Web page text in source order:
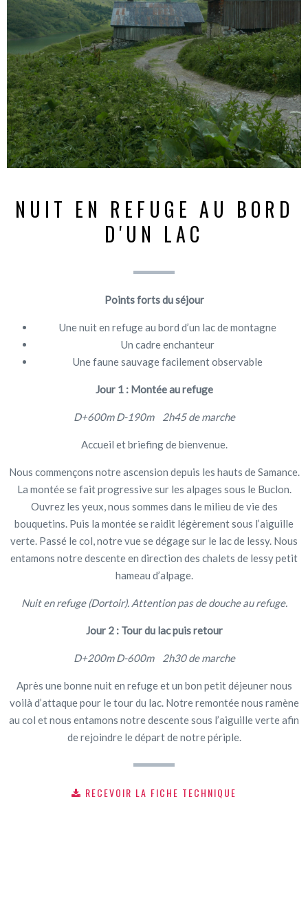
NUIT EN REFUGE AU BORD
D'UN LAC
Points forts du séjour
Une nuit en refuge au bord d’un lac de montagne
Un cadre enchanteur
Une faune sauvage facilement observable
Jour 1 : Montée au refuge
D+600m D-190m 2h45 de marche
Accueil et briefing de bienvenue.
Nous commençons notre ascension depuis les hauts de Samance.
La montée se fait progressive sur les alpages sous le Buclon.
Ouvrez les yeux, nous sommes dans le milieu de vie des
bouquetins. Puis la montée se raidit légèrement sous l’aiguille
verte. Passé le col, notre vue se dégage sur le lac de lessy. Nous
entamons notre descente en direction des chalets de lessy petit
hameau d’alpage.
Nuit en refuge (Dortoir). Attention pas de douche au refuge.
Jour 2 : Tour du lac puis retour
D+200m D-600m 2h30 de marche
Après une bonne nuit en refuge et un bon petit déjeuner nous
voilà d’attaque pour le tour du lac. Notre remontée nous ramène
au col et nous entamons notre descente sous l’aiguille verte afin
de rejoindre le départ de notre périple.
RECEVOIR LA FICHE TECHNIQUE